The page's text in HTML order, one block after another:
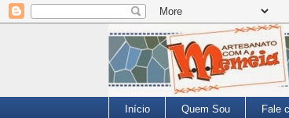
Início Quem Sou Fale